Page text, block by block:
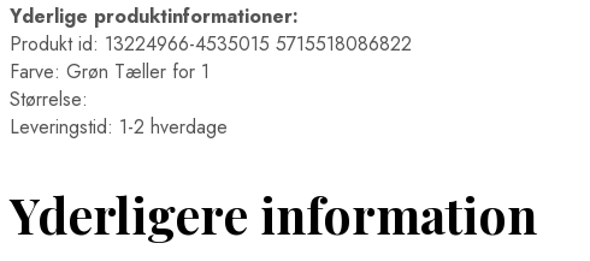
Yderlige produktinformationer:
Produkt id: 13224966-4535015 5715518086822
Farve: Grøn Tæller for 1
Størrelse:
Leveringstid: 1-2 hverdage
Yderligere information